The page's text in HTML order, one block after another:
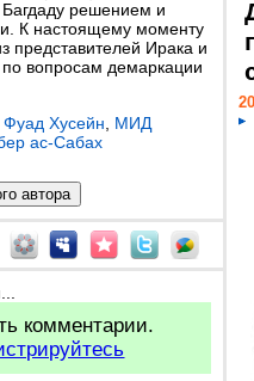
решением и
К настоящему моменту
представителей Ирака и
вопросам демаркации
Фуад Хусейн
МИД
ас-Сабах
комментарии.